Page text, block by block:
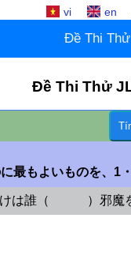
vi en
Đề Thi
Đề Thi Thử
もよいものを、1・
けは誰（ ）邪魔を